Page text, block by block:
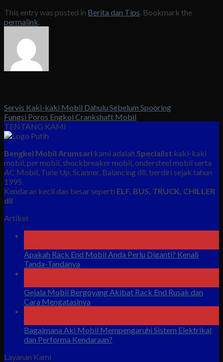
This entry was posted in Berita dan Tips . Bookmark the
permalink
Servis Kaki-kaki Mobil Dahulu Sebelum Spooring
Fungsi Poros Engkol Crankshaft Mobil
TENTANG KAMI
Bengkel Mobil Arumsari kami adalah Specialist kaki-kaki
mobil, per mobil, shockbreaker mobil, ondersteel mobil serta
AC Mobil, Tune Up, Scanner, Balancing dll, berdiri sejak tahun
1995.
Kendaran kecil dan besar seperti ELF, BUS, TRUCK, CHILLER
dll
Artikel
Apakah Rack End Mobil Anda Perlu Diganti? Kenali
Tanda-Tandanya
Gejala Mobil Bergoyang Akibat Rack End Rusak dan
Cara Mengatasinya
Bagaimana Aki Mobil Mempengaruhi Sistem Elektrikal
dan Performa Kendaraan?
Layanan Kami